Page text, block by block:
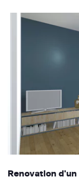
Renovation